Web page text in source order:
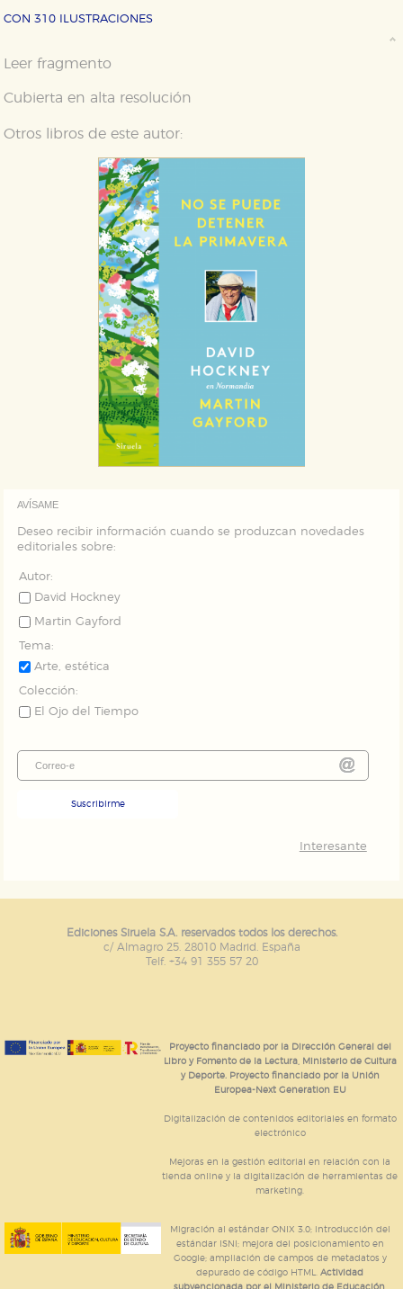
CON 310 ILUSTRACIONES
Leer fragmento
Cubierta en alta resolución
Otros libros de este autor:
AVÍSAME
Deseo recibir información cuando se produzcan novedades
editoriales sobre:
Autor:
David Hockney
Martin Gayford
Tema:
Arte, estética
Colección:
El Ojo del Tiempo
Suscribirme
Interesante
Ediciones Siruela S.A. reservados todos los derechos.
c/ Almagro 25. 28010 Madrid. España
Telf. +34 91 355 57 20
Proyecto financiado por la Dirección General del
Libro y Fomento de la Lectura, Ministerio de Cultura
y Deporte. Proyecto financiado por la Unión
Europea-Next Generation EU
Digitalización de contenidos editoriales en formato
electrónico
Mejoras en la gestión editorial en relación con la
tienda online y la digitalización de herramientas de
marketing.
Migración al estándar ONIX 3.0; introducción del
estándar ISNI; mejora del posicionamiento en
Google; ampliación de campos de metadatos y
depurado de código HTML.Actividad
subvencionada por el Ministerio de Educación,
GUARDAR CONFIGURACIÓN